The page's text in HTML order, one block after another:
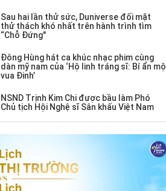
Sau hai lần thử sức, Duniverse đối mặt
thử thách khó nhất trên hành trình tìm
“Chỗ Đứng"
Đông Hùng hát ca khúc nhạc phim cùng
dàn mỹ nam của ‘Hộ linh tráng sĩ: Bí ẩn mộ
vua Đinh’
NSND Trịnh Kim Chi được bầu làm Phó
Chủ tịch Hội Nghệ sĩ Sân khấu Việt Nam